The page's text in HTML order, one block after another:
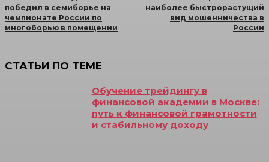
победил в семиборье на
чемпионате России по
многоборью в помещении
наиболее быстрорастущий
вид мошенничества в
России
СТАТЬИ ПО ТЕМЕ
Обучение трейдингу в
финансовой академии в Москве:
путь к финансовой грамотности
и стабильному доходу